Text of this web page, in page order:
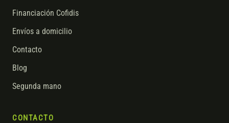
Financiación Cofidis
Envíos a domicilio
Contacto
Blog
Segunda mano
CONTACTO